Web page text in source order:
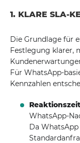
1. KLARE SLA-
Die Grundlage für
Festlegung klarer,
Für WhatsApp-
Kennzahlen
WhatsApp-
Da